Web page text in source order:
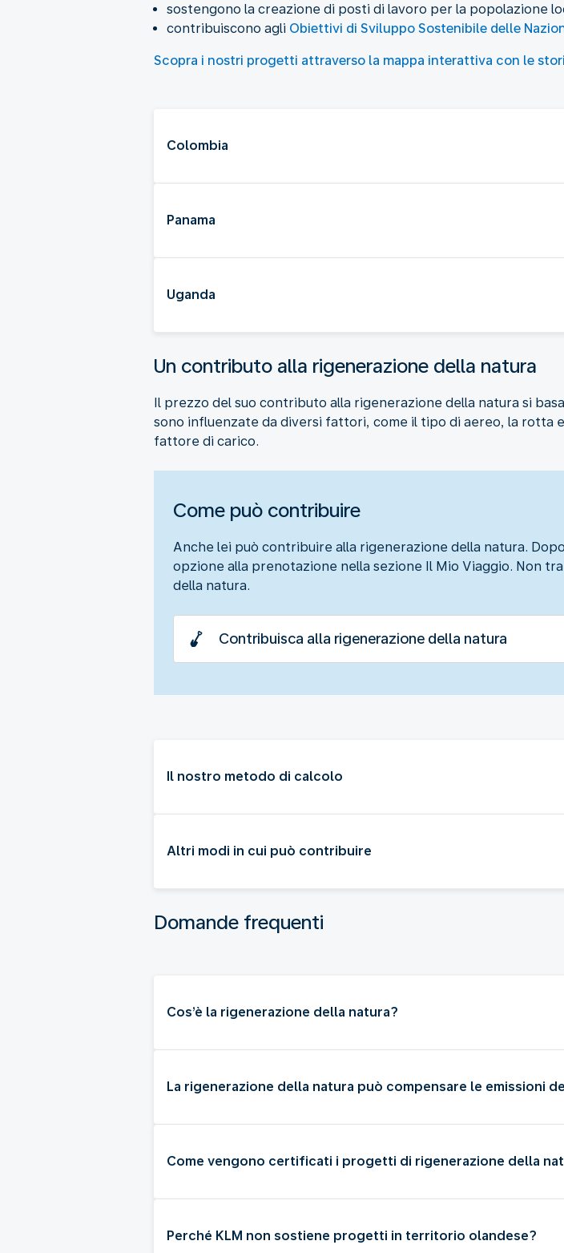
sostengono la creazione di posti di lavoro per la popolazione
contribuiscono agli Obiettivi di Sviluppo Sostenibile delle
Scopra i nostri progetti attraverso la mappa interattiva con le
Colombia
Panama
Uganda
Un contributo alla rigenerazione della natura
Il prezzo del suo contributo alla rigenerazione della natura si
sono influenzate da diversi fattori, come il tipo di aereo, la rotta
fattore di carico.
Come può contribuire
Anche lei può contribuire alla rigenerazione della natura.
opzione alla prenotazione nella sezione Il Mio Viaggio. Non
della natura.
Contribuisca alla rigenerazione della natura
Il nostro metodo di calcolo
Altri modi in cui può contribuire
Domande frequenti
Cos’è la rigenerazione della natura?
La rigenerazione della natura può compensare le emissioni
Come vengono certificati i progetti di rigenerazione della
Perché KLM non sostiene progetti in territorio olandese?